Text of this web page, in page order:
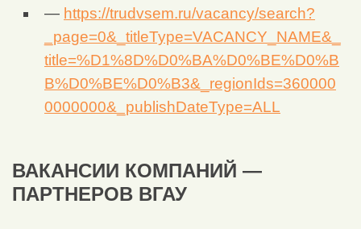
— https://trudvsem.ru/vacancy/search?
_page=0&_titleType=VACANCY_NAME&_
title=%D1%8D%D0%BA%D0%BE%D0%B
B%D0%BE%D0%B3&_regionIds=360000
0000000&_publishDateType=ALL
ВАКАНСИИ КОМПАНИЙ —
ПАРТНЕРОВ ВГАУ